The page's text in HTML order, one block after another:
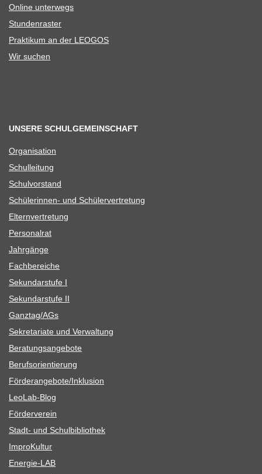
Online unter­wegs
Stun­den­ras­ter
Prak­ti­kum an der LEOGOS
Wir suchen
UNSERE SCHULGEMEINSCHAFT
Orga­ni­sa­tion
Schul­lei­tung
Schul­vor­stand
Schü­le­rin­nen- und Schülervertretung
Eltern­ver­tre­tung
Per­so­nal­rat
Jahr­gänge
Fach­be­rei­che
Sekun­dar­stufe I
Sekun­dar­stufe II
Ganztag/​​AGs
Sekre­ta­riate und Verwaltung
Bera­tungs­an­ge­bote
Berufs­ori­en­tie­rung
Förderangebote/​​Inklusion
Leo­Lab-Blog
För­der­ver­ein
Stadt- und Schulbibliothek
Impro­Kul­tur
Ener­­gie-LAB